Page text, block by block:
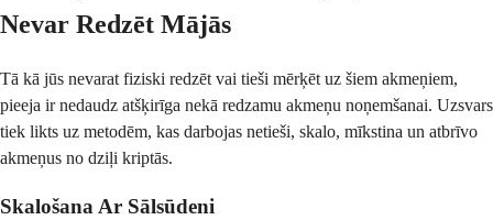
Nevar Redzēt Mājās
Tā kā jūs nevarat fiziski redzēt vai tieši mērķēt uz šiem akmeņiem,
pieeja ir nedaudz atšķirīga nekā redzamu akmeņu noņemšanai. Uzsvars
tiek likts uz metodēm, kas darbojas netieši, skalo, mīkstina un atbrīvo
akmeņus no dziļi kriptās.
Skalošana Ar Sālsūdeni